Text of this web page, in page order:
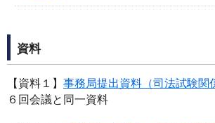
資料
【資料１】 事務局提出資料（司法試験関
６回会議と同一資料